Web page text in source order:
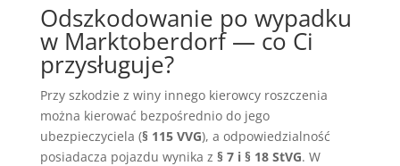
Odszkodowanie po wypadku
w Marktoberdorf — co Ci
przysługuje?
Przy szkodzie z winy innego kierowcy roszczenia
można kierować bezpośrednio do jego
ubezpieczyciela (§ 115 VVG), a odpowiedzialność
posiadacza pojazdu wynika z § 7 i § 18 StVG. W